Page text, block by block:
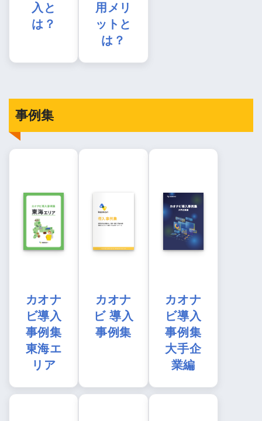
入と
は？
用メリ
ットと
は？
事例集
カオナ
ビ導入
事例集
東海エ
リア
カオナ
ビ 導入
事例集
カオナ
ビ導入
事例集
大手企
業編